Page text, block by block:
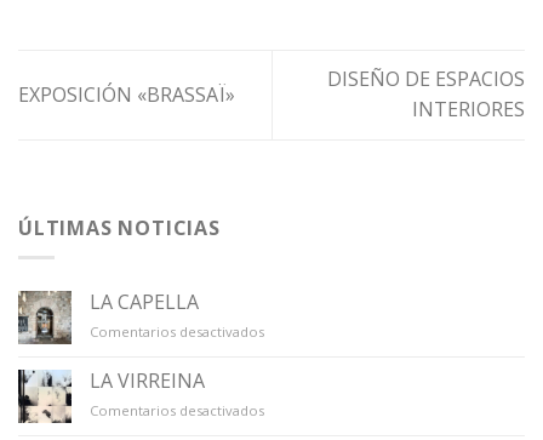
EXPOSICIÓN «BRASSAÏ»
DISEÑO DE ESPACIOS
INTERIORES
ÚLTIMAS NOTICIAS
LA CAPELLA
Comentarios desactivadosen
LA VIRREINA
Comentarios desactivadosen